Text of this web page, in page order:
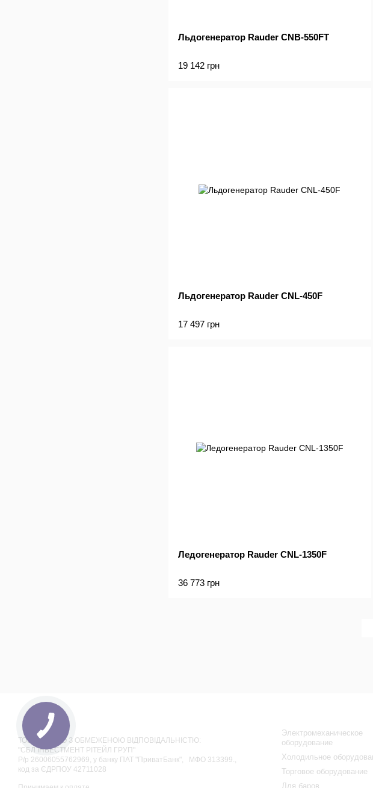
Льдогенератор Rauder CNB-550FT
19 142 грн
Льдогенератор Rauder CNL-450F
17 497 грн
Ледогенератор Rauder CNL-1350F
36 773 грн
ТОВАРИСТВО З ОБМЕЖЕНОЮ ВІДПОВІДАЛЬНІСТЮ:
"СБЛ ІНВЕСТМЕНТ РІТЕЙЛ ГРУП"
Р/р 26006055762969, у банку ПАТ "ПриватБанк", МФО 313399.,
код за ЄДРПОУ 42711028
Электромеханическое
оборудование
Холодильное
Торговое оборудование
Для баров